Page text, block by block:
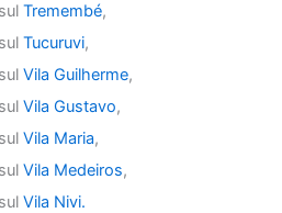
Tremembé,
Tucuruvi,
Vila Guilherme,
Vila Gustavo,
Vila Maria,
Vila Medeiros,
Vila Nivi.